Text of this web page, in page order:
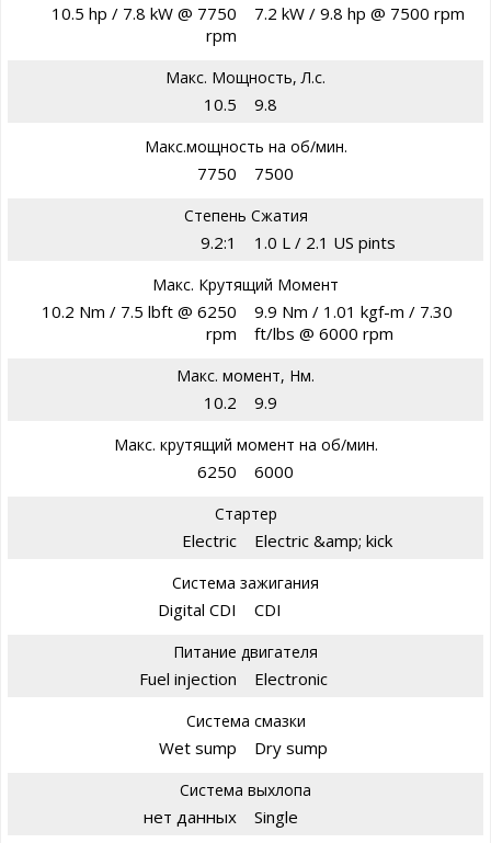
10.5 hp / 7.8 kW @ 7750
rpm
7.2 kW / 9.8 hp @ 7500 rpm
Макс. Мощность, Л.с.
10.5 9.8
Макс.мощность на об/мин.
7750 7500
Степень Сжатия
9.2:1 1.0 L / 2.1 US pints
Макс. Крутящий Момент
10.2 Nm / 7.5 lbft @ 6250
rpm
9.9 Nm / 1.01 kgf-m / 7.30
ft/lbs @ 6000 rpm
Макс. момент, Нм.
10.2 9.9
Макс. крутящий момент на об/мин.
6250 6000
Стартер
Electric Electric &amp; kick
Система зажигания
Digital CDI CDI
Питание двигателя
Fuel injection Electronic
Система смазки
Wet sump Dry sump
Система выхлопа
нет данных Single